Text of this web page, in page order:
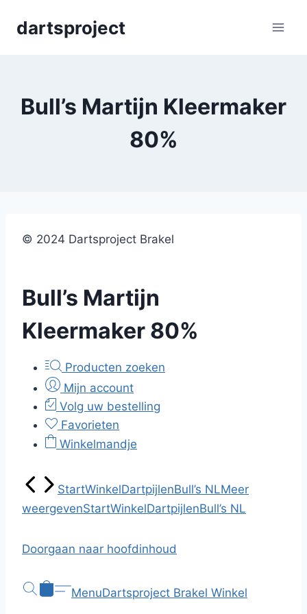
dartsproject
Bull’s Martijn Kleermaker
80%
© 2024 Dartsproject Brakel
Bull’s Martijn
Kleermaker 80%
Producten zoeken
Mijn account
Volg uw bestelling
Favorieten
Winkelmandje
StartWinkelDartpijlenBull’s NLMeer
weergevenStartWinkelDartpijlenBull’s NL
Doorgaan naar hoofdinhoud
MenuDartsproject Brakel Winkel